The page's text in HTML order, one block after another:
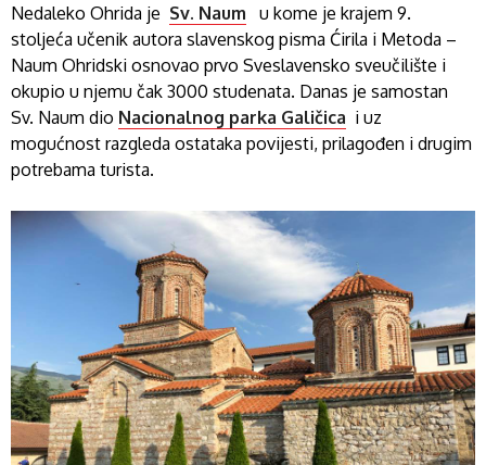
Nedaleko Ohrida je Sv. Naum u kome je krajem 9.
stoljeća učenik autora slavenskog pisma Ćirila i Metoda –
Naum Ohridski osnovao prvo Sveslavensko sveučilište i
okupio u njemu čak 3000 studenata. Danas je samostan
Sv. Naum dio Nacionalnog parka Galičica i uz
mogućnost razgleda ostataka povijesti, prilagođen i drugim
potrebama turista.